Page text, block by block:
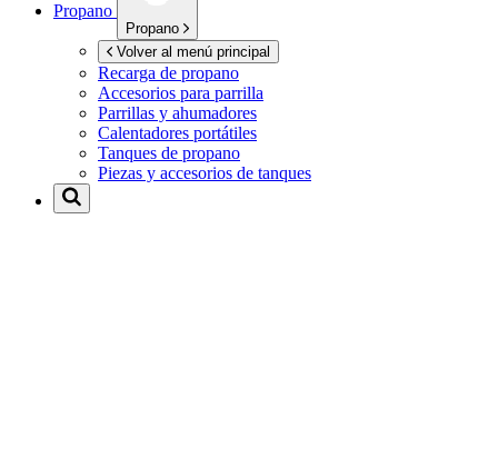
Propano
Propano
Volver al menú principal
Recarga de propano
Accesorios para parrilla
Parrillas y ahumadores
Calentadores portátiles
Tanques de propano
Piezas y accesorios de tanques